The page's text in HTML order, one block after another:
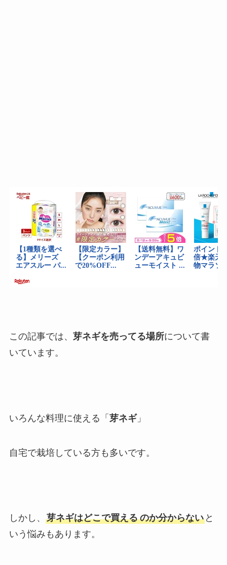
この記事では、 芽ネギを売ってる場所について書
いています。
いろんな料理に使える「 芽ネギ」
自宅で栽培している方も多いです。
しかし、 芽ネギはどこで買える のか分からないと
いう悩みもあります。